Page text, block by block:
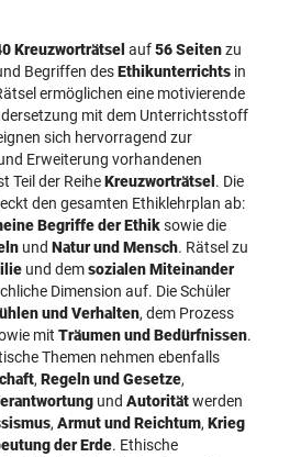
Kreuzworträtsel auf56 Seitenzu
Begriffen desEthikunterrichts in
ermöglichen eine motivierende
mit dem Unterrichtsstoff
sich hervorragend zur
Erweiterung vorhandenen
Teil der ReiheKreuzworträtsel . Die
den gesamten Ethiklehrplan ab:
Begriffe der Ethiksowie die
und Natur und Mensch. Rätsel zu
und demsozialen Miteinander
Dimension auf. Die Schüler
und Verhalten, dem Prozess
mit Träumen und Bedürfnissen.
Themen nehmen ebenfalls
, Regeln und Gesetze,
und Autoritätwerden
, Armut und Reichtum, Krieg
der Erde. Ethische